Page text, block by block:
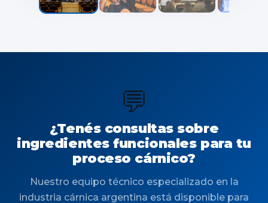
💬
¿Tenés consultas sobre
ingredientes funcionales para tu
proceso cárnico?
Nuestro equipo técnico especializado en la
industria cárnica argentina está disponible para